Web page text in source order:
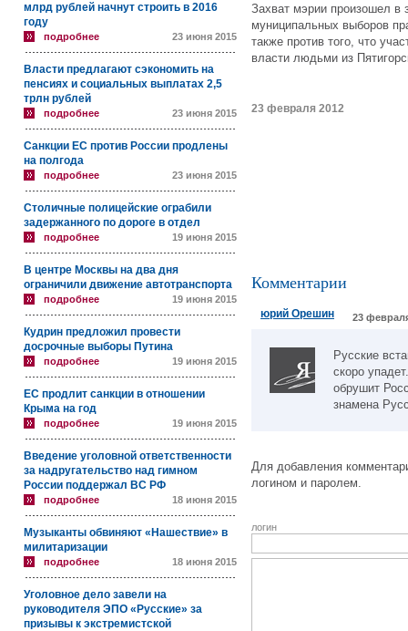
млрд рублей начнут строить в 2016
году
подробнее 23 июня 2015
Власти предлагают сэкономить на
пенсиях и социальных выплатах 2,5
трлн рублей
подробнее 23 июня 2015
Санкции ЕС против России продлены
на полгода
подробнее 23 июня 2015
Столичные полицейские ограбили
задержанного по дороге в отдел
подробнее 19 июня 2015
В центре Москвы на два дня
ограничили движение автотранспорта
подробнее 19 июня 2015
Кудрин предложил провести
досрочные выборы Путина
подробнее 19 июня 2015
ЕС продлит санкции в отношении
Крыма на год
подробнее 19 июня 2015
Введение уголовной ответственности
за надругательство над гимном
России поддержал ВС РФ
подробнее 18 июня 2015
Музыканты обвиняют «Нашествие» в
милитаризации
подробнее 18 июня 2015
Уголовное дело завели на
руководителя ЭПО «Русские» за
призывы к экстремистской
Захват мэрии произошел в
муниципальных выборов
также против того, что
власти людьми из
23 февраля 2012
Комментарии
юрий Орешин 23
Русские
скоро
обрушит
знамена
Для добавления
логином и паролем.
логин